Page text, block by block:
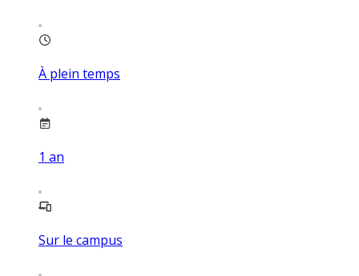
À plein temps
1 an
Sur le campus